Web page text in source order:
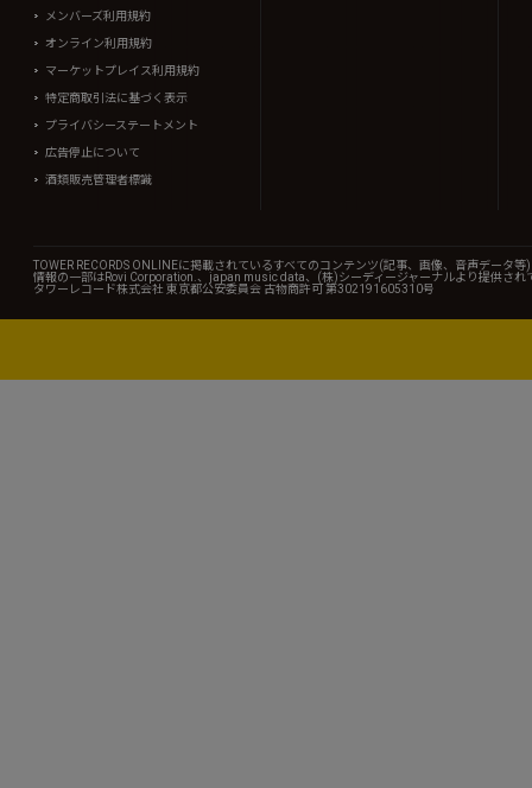
メンバーズ利用規約
オンライン利用規約
マーケットプレイス利用規約
特定商取引法に基づく表示
プライバシーステートメント
広告停止について
酒類販売管理者標識
TOWER RECORDS ONLINEに掲載されているすべてのコンテンツ(記事、画像、音声データ
情報の一部はRovi Corporation.、japan music data、(株)シーディージャーナルより提供され
タワーレコード株式会社 東京都公安委員会 古物商許可 第302191605310号